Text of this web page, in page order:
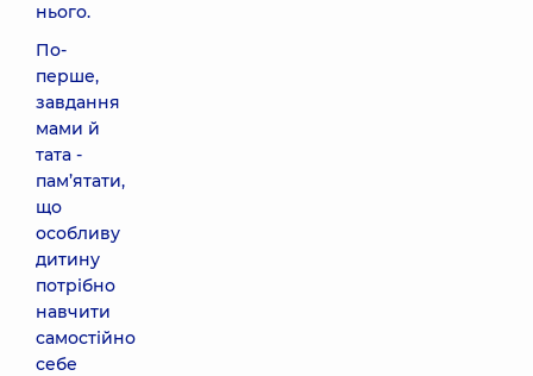
нього.
По-
перше,
завдання
мами й
тата -
пам’ятати,
що
особливу
дитину
потрібно
навчити
самостійно
себе